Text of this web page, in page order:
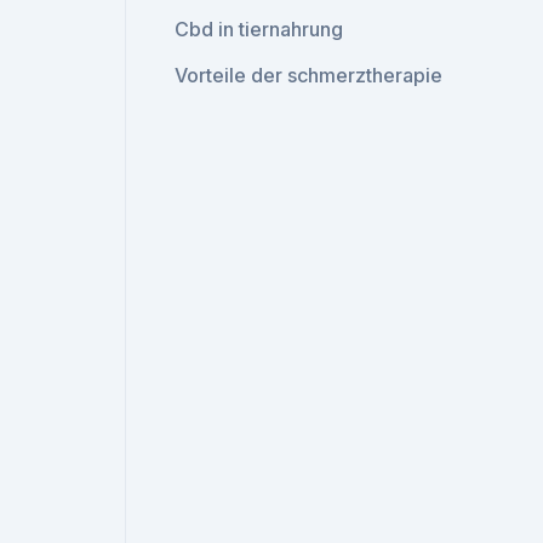
Cbd in tiernahrung
Vorteile der schmerztherapie